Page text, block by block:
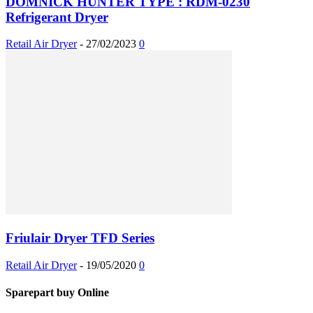
Refrigerant Dryer
Retail Air Dryer - 27/02/2023 0
Friulair Dryer TFD Series
Retail Air Dryer - 19/05/2020 0
Sparepart buy Online